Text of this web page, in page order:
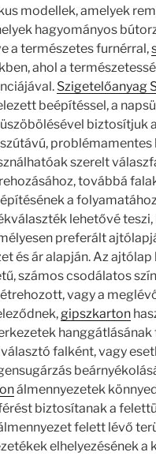
modellek, amelyek
hagyományos
a természetes furnérral,
ahol a
Szigetelőanyag
beépítéssel, a
biztosítjuk
szerelt
továbbá
a
lehetővé teszi,
preferált
és ár alapján. Az
számos csodálatos
vagy a
gipszkarton
falként, vagy
álmennyezetek
biztosítanak a
felett lévő
elhelyezésének a